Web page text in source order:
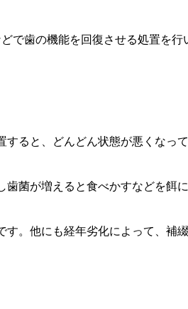
で歯の機能を回復させる処置を行
ると、どんどん状態が悪くなっ
菌が増えると食べかすなどを餌
。他にも経年劣化によって、補